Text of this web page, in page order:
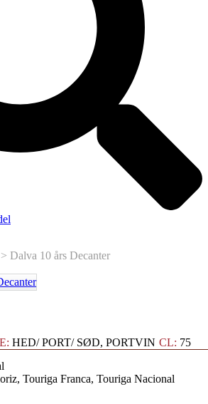
> Dalva 10 års Decanter
HED/ PORT/ SØD, PORTVIN CL: 75
Touriga Franca, Touriga Nacional